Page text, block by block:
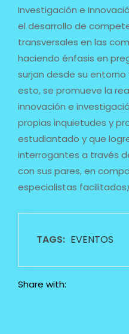
Investigación e
el desarrollo de
transversales en las
haciendo énfasis en
surjan desde su
esto, se promueve la
innovación e
propias inquietudes y
estudiantado y que
interrogantes a través
con sus pares, en
especialistas
TAGS: EVENTOS
Share with: